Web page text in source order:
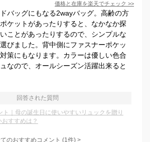
価格と在庫を楽天でチェック >>
バッグにもなる2wayバッグ。高齢の方
ケットがあったりすると、なかなか探
ことがあったりするので、シンプルな
びました。背中側にファスナーポケッ
策にもなります。カラーは優しい色合
なので、オールシーズン活躍出来ると
回答された質問
ト｜母の誕生日に使いやすいリュックを贈り
すすめは？
のおすすめコメント (1件) >